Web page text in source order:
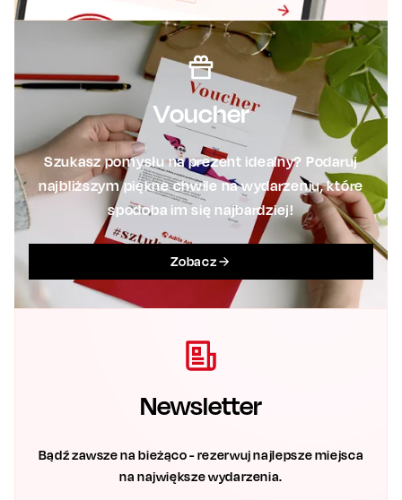
Voucher
Szukasz pomysłu na prezent idealny? Podaruj
najbliższym piękne chwile na wydarzeniu, które
spodoba im się najbardziej!
Zobacz
Newsletter
Bądź zawsze na bieżąco - rezerwuj najlepsze miejsca
na największe wydarzenia.